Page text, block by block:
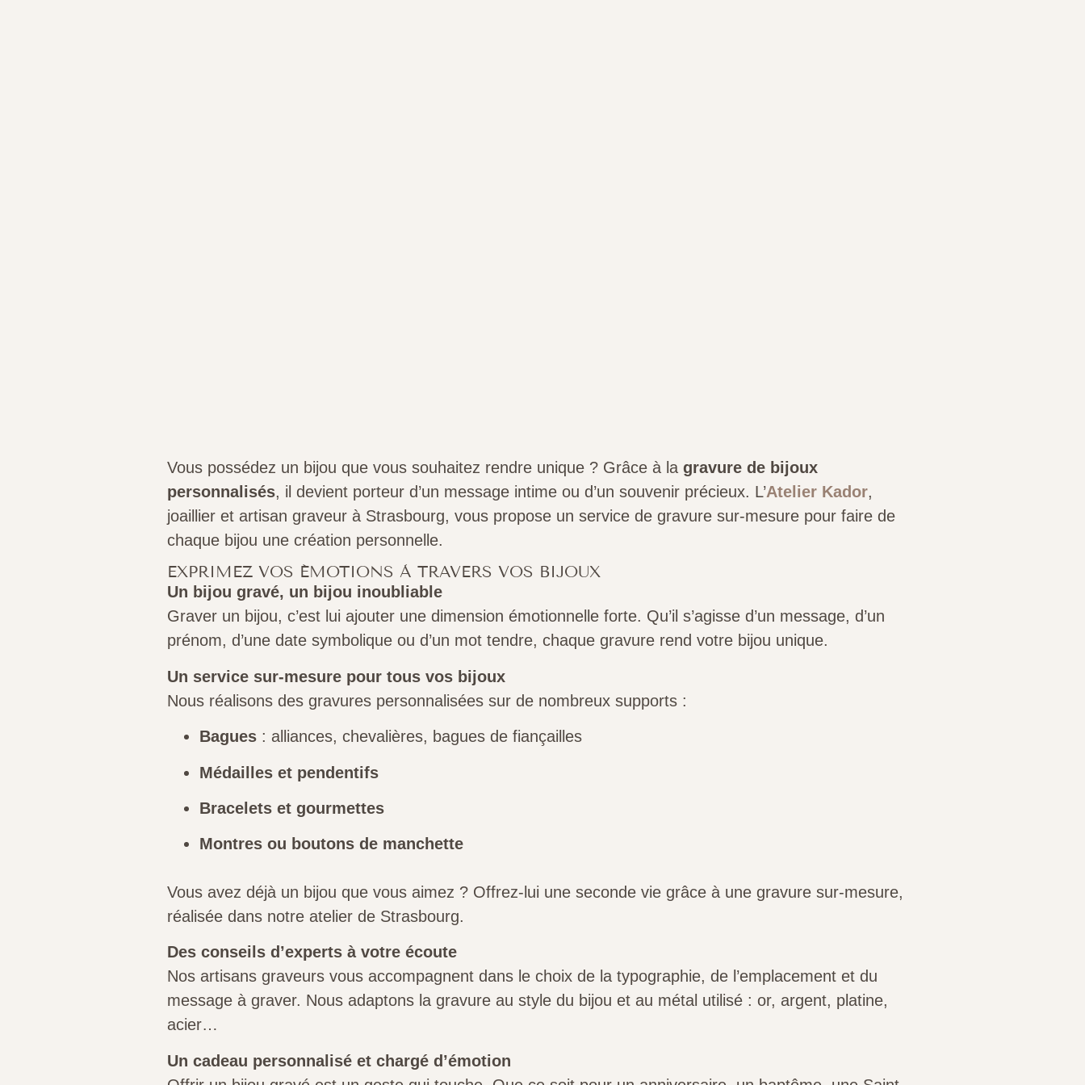
Vous possédez un bijou que vous souhaitez rendre unique ? Grâce à la gravure de bijoux
personnalisés, il devient porteur d’un message intime ou d’un souvenir précieux. L’Atelier Kador,
joaillier et artisan graveur à Strasbourg, vous propose un service de gravure sur-mesure pour faire de
chaque bijou une création personnelle.
EXPRIMEZ VOS ÉMOTIONS À TRAVERS VOS BIJOUX
Un bijou gravé, un bijou inoubliable
Graver un bijou, c’est lui ajouter une dimension émotionnelle forte. Qu’il s’agisse d’un message, d’un
prénom, d’une date symbolique ou d’un mot tendre, chaque gravure rend votre bijou unique.
Un service sur-mesure pour tous vos bijoux
Nous réalisons des gravures personnalisées sur de nombreux supports :
Bagues : alliances, chevalières, bagues de fiançailles
Médailles et pendentifs
Bracelets et gourmettes
Montres ou boutons de manchette
Vous avez déjà un bijou que vous aimez ? Offrez-lui une seconde vie grâce à une gravure sur-mesure,
réalisée dans notre atelier de Strasbourg.
Des conseils d’experts à votre écoute
Nos artisans graveurs vous accompagnent dans le choix de la typographie, de l’emplacement et du
message à graver. Nous adaptons la gravure au style du bijou et au métal utilisé : or, argent, platine,
acier…
Un cadeau personnalisé et chargé d’émotion